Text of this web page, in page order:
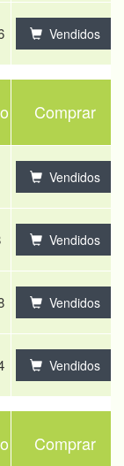
Vendidos
Comprar
Vendidos
Vendidos
Vendidos
Vendidos
Comprar